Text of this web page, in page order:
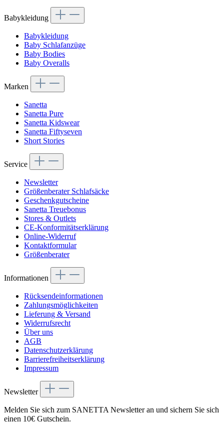
Babykleidung
Babykleidung
Baby Schlafanzüge
Baby Bodies
Baby Overalls
Marken
Sanetta
Sanetta Pure
Sanetta Kidswear
Sanetta Fiftyseven
Short Stories
Service
Newsletter
Größenberater Schlafsäcke
Geschenkgutscheine
Sanetta Treuebonus
Stores & Outlets
CE-Konformitätserklärung
Online-Widerruf
Kontaktformular
Größenberater
Informationen
Rücksendeinformationen
Zahlungsmöglichkeiten
Lieferung & Versand
Widerrufsrecht
Über uns
AGB
Datenschutzerklärung
Barrierefreiheitserklärung
Impressum
Newsletter
Melden Sie sich zum SANETTA Newsletter an und sichern Sie sich
einen 10€ Gutschein.